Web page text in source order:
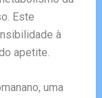
Este
à
apetite.
uma